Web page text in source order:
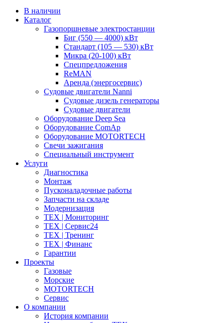
В наличии
Каталог
Газопоршневые электростанции
Биг (550 — 4000) кВт
Стандарт (105 — 530) кВт
Микра (20-100) кВт
Спецпредложения
ReMAN
Аренда (энергосервис)
Судовые двигатели Nanni
Судовые дизель генераторы
Судовые двигатели
Оборудование Deep Sea
Оборудование ComAp
Оборудование MOTORTECH
Свечи зажигания
Специальный инструмент
Услуги
Диагностика
Монтаж
Пусконаладочные работы
Запчасти на складе
Модернизация
ТЕХ | Мониторинг
ТЕХ | Сервис24
ТЕХ | Тренинг
ТЕХ | Финанс
Гарантии
Проекты
Газовые
Морские
MOTORTECH
Сервис
О компании
История компании